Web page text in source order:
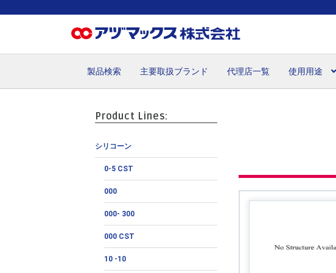
製品検索 主要取扱ブランド 代理店一覧 使用用途
Product Lines:
シリコーン
0-5 CST
000
000- 300
000 CST
10 -10